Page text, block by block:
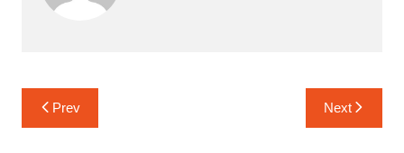
Navigasi
pos
Prev Next